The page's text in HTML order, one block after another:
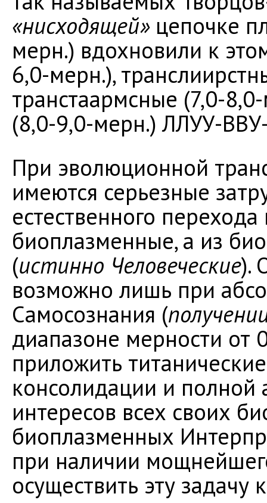
«нисходящей»цепочке
мерн.) вдохновили к
6,0-мерн.),
транстаармсные (7,0-
(8,0-9,0-мерн.) ЛЛУУ-
При эволюционной
имеются серьезные
естественного
биоплазменные, а из
(истинно Человеческие).
возможно лишь при
Самосознания (
диапазоне мерности от
приложить
консолидации и
интересов всех своих
биоплазменных
при наличии
осуществить эту задачу